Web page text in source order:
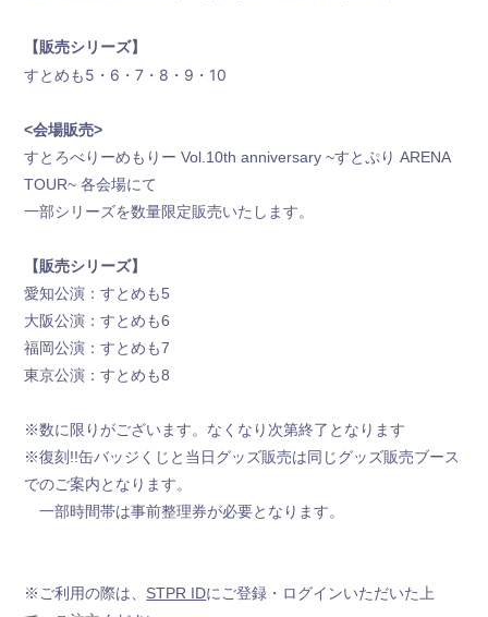
お手紙BOX
すとふぁみ占い
ふぁみくじ
【販売シリーズ】
すとめも5・6・7・8・9・10
<会場販売>
すとろべりーめもりー Vol.10th anniversary ~すとぷり ARENA
TOUR~ 各会場にて
一部シリーズを数量限定販売いたします。
【販売シリーズ】
愛知公演：すとめも5
大阪公演：すとめも6
福岡公演：すとめも7
東京公演：すとめも8
※数に限りがございます。なくなり次第終了となります
※復刻!!缶バッジくじと当日グッズ販売は同じグッズ販売ブース
でのご案内となります。
一部時間帯は事前整理券が必要となります。
※ご利用の際は、 STPR IDにご登録・ログインいただいた上